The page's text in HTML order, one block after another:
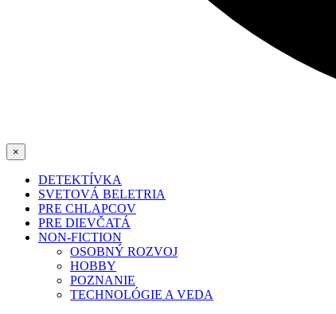
×
DETEKTÍVKA
SVETOVÁ BELETRIA
PRE CHLAPCOV
PRE DIEVČATÁ
NON-FICTION
OSOBNÝ ROZVOJ
HOBBY
POZNANIE
TECHNOLÓGIE A VEDA